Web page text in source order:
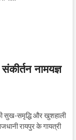
नामयज्ञ
सुख-समृद्धि और खुशहाली
रायपुर के गायत्री